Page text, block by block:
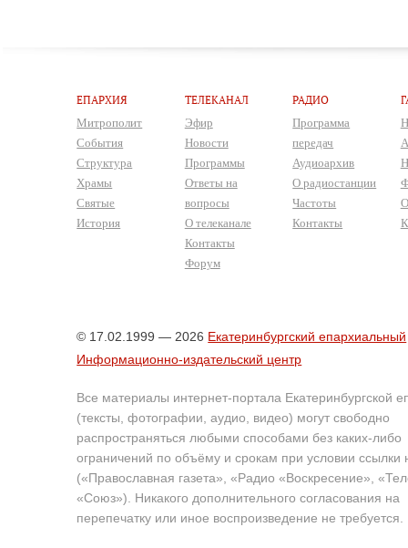
ЕПАРХИЯ
Митрополит
События
Структура
Храмы
Святые
История
ТЕЛЕКАНАЛ
Эфир
Новости
Программы
Ответы на
вопросы
О телеканале
Контакты
Форум
РАДИО
Программа
передач
Аудиоархив
О радиостанции
Частоты
Контакты
© 17.02.1999 — 2026 Екатеринбургский епархиальный
Информационно-издательский центр
Все материалы интернет-портала Екатеринбургской
(тексты, фотографии, аудио, видео) могут свободно
распространяться любыми способами без каких-либо
ограничений по объёму и срокам при условии ссылки
(«Православная газета», «Радио «Воскресение»,
«Союз»). Никакого дополнительного согласования на
перепечатку или иное воспроизведение не требуется.